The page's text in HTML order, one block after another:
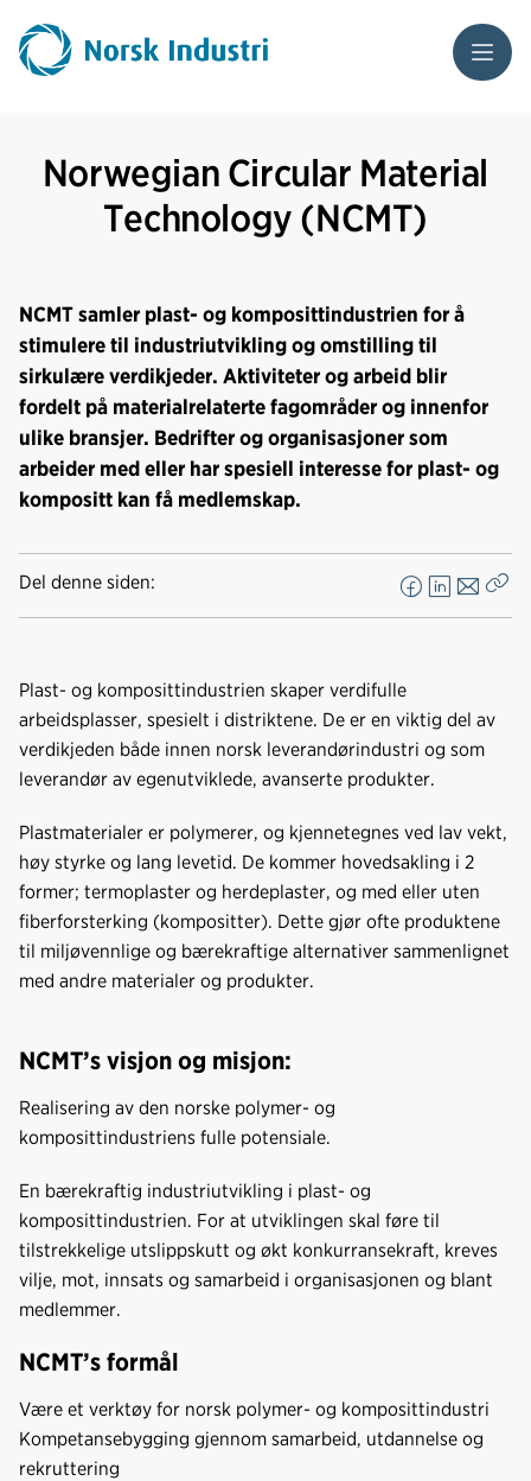
Meny
Norwegian Circular Material
Technology (NCMT)
NCMT samler plast- og komposittindustrien for å
stimulere til industriutvikling og omstilling til
sirkulære verdikjeder. Aktiviteter og arbeid blir
fordelt på materialrelaterte fagområder og innenfor
ulike bransjer. Bedrifter og organisasjoner som
arbeider med eller har spesiell interesse for plast- og
kompositt kan få medlemskap.
Del denne siden:
F
a
e
b
o
o
L
i
e
d
E
-
s
t
Plast- og komposittindustrien skaper verdifulle
arbeidsplasser, spesielt i distriktene. De er en viktig del av
verdikjeden både innen norsk leverandørindustri og som
leverandør av egenutviklede, avanserte produkter.
Plastmaterialer er polymerer, og kjennetegnes ved lav vekt,
høy styrke og lang levetid. De kommer hovedsakling i 2
former; termoplaster og herdeplaster, og med eller uten
fiberforsterking (kompositter). Dette gjør ofte produktene
til miljøvennlige og bærekraftige alternativer sammenlignet
med andre materialer og produkter.
NCMT’s visjon og misjon:
Realisering av den norske polymer- og
komposittindustriens fulle potensiale.
En bærekraftig industriutvikling i plast- og
komposittindustrien. For at utviklingen skal føre til
tilstrekkelige utslippskutt og økt konkurransekraft, kreves
vilje, mot, innsats og samarbeid i organisasjonen og blant
medlemmer.
NCMT’s formål
Være et verktøy for norsk polymer- og komposittindustri
Kompetansebygging gjennom samarbeid, utdannelse og
rekruttering